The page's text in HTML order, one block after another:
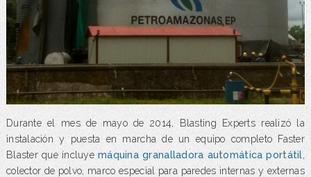
Durante el mes de mayo de 2014, Blasting Experts realizó la
instalación y puesta en marcha de un equipo completo Faster
Blaster que incluyemáquina granalladora automática portátil,
colector de polvo, marco especial para paredes internas y externas